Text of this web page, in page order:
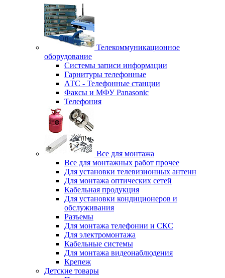
Телекоммуникационное
оборудование
Системы записи информации
Гарнитуры телефонные
АТС - Телефонные станции
Факсы и МФУ Panasonic
Телефония
Все для монтажа
Все для монтажных работ прочее
Для установки телевизионных антенн
Для монтажа оптических сетей
Кабельная продукция
Для установки кондиционеров и
обслуживания
Разъемы
Для монтажа телефонии и СКС
Для электромонтажа
Кабельные системы
Для монтажа видеонаблюдения
Крепеж
Детские товары